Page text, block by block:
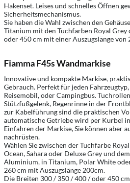
Hakenset. Leises und schnelles Öffnen
Sicherheitsmechanismus.
Sie haben die Wahl zwischen den
Titanium mit den Tuchfarben Royal Grey
oder 450 cm mit einer Auszugslänge von
Fiamma F45s Wandmarkise
Innovative und kompakte Markise,
Gebrauch. Perfekt für jeden
Reisemobil, oder Campingbus.
Stützfußgelenk, Regenrinne in der
zur Kabelführung sind die praktischen
automatische Getriebe wird per Kurbel
Einfahren der Markise, Sie können aber
nachrüsten.
Wählen Sie zwischen der Tuchfarbe
Ocean, Sahara oder Deluxe Grey und
Aluminium, in Titanium, Polar White
260 cm mit Auszugslänge 200cm.
Die Breiten 300 / 350 / 400 / oder 450